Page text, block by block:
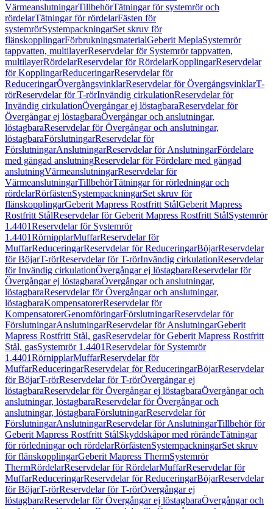
VärmeanslutningarTillbehörTätningar för systemrör och
rördelarTätningar för rördelarFästen för
systemrörSystempackningarSet skruv för
flänskopplingarFörbrukningsmaterialGeberit MeplaSystemrör
tappvatten, multilayerReservdelar för Systemrör tappvatten,
multilayerRördelarReservdelar för RördelarKopplingarReservdelar
för KopplingarReduceringarReservdelar för
ReduceringarÖvergångsvinklarReservdelar för ÖvergångsvinklarT-
rörReservdelar för T-rörInvändig cirkulationReservdelar för
Invändig cirkulationÖvergångar ej löstagbaraReservdelar för
Övergångar ej löstagbaraÖvergångar och anslutningar,
löstagbaraReservdelar för Övergångar och anslutningar,
löstagbaraFörslutningarReservdelar för
FörslutningarAnslutningarReservdelar för AnslutningarFördelare
med gängad anslutningReservdelar för Fördelare med gängad
anslutningVärmeanslutningarReservdelar för
VärmeanslutningarTillbehörTätningar för rörledningar och
rördelarRörfästenSystempackningarSet skruv för
flänskopplingarGeberit Mapress Rostfritt StålGeberit Mapress
Rostfritt StålReservdelar för Geberit Mapress Rostfritt StålSystemrör
1.4401Reservdelar för Systemrör
1.4401RörnipplarMuffarReservdelar för
MuffarReduceringarReservdelar för ReduceringarBöjarReservdelar
för BöjarT-rörReservdelar för T-rörInvändig cirkulationReservdelar
för Invändig cirkulationÖvergångar ej löstagbaraReservdelar för
Övergångar ej löstagbaraÖvergångar och anslutningar,
löstagbaraReservdelar för Övergångar och anslutningar,
löstagbaraKompensatorerReservdelar för
KompensatorerGenomföringarFörslutningarReservdelar för
FörslutningarAnslutningarReservdelar för AnslutningarGeberit
Mapress Rostfritt Stål, gasReservdelar för Geberit Mapress Rostfritt
Stål, gasSystemrör 1.4401Reservdelar för Systemrör
1.4401RörnipplarMuffarReservdelar för
MuffarReduceringarReservdelar för ReduceringarBöjarReservdelar
för BöjarT-rörReservdelar för T-rörÖvergångar ej
löstagbaraReservdelar för Övergångar ej löstagbaraÖvergångar och
anslutningar, löstagbaraReservdelar för Övergångar och
anslutningar, löstagbaraFörslutningarReservdelar för
FörslutningarAnslutningarReservdelar för AnslutningarTillbehör för
Geberit Mapress Rostfritt StålSkyddskåpor med rörändeTätningar
för rörledningar och rördelarRörfästenSystempackningarSet skruv
för flänskopplingarGeberit Mapress ThermSystemrör
ThermRördelarReservdelar för RördelarMuffarReservdelar för
MuffarReduceringarReservdelar för ReduceringarBöjarReservdelar
för BöjarT-rörReservdelar för T-rörÖvergångar ej
löstagbaraReservdelar för Övergångar ej löstagbaraÖvergångar och